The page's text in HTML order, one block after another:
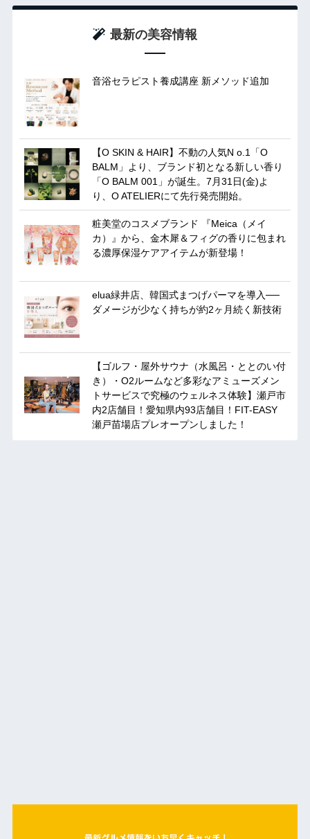
最新の美容情報
音浴セラピスト養成講座 新メソッド追加
【O SKIN & HAIR】不動の人気N o.1「O
BALM」より、ブランド初となる新しい香り
「O BALM 001」が誕生。7月31日(金)よ
り、O ATELIERにて先行発売開始。
粧美堂のコスメブランド 『Meica（メイ
カ）』から、金木犀＆フィグの香りに包まれ
る濃厚保湿ケアアイテムが新登場！
elua緑井店、韓国式まつげパーマを導入──
ダメージが少なく持ちが約2ヶ月続く新技術
【ゴルフ・屋外サウナ（水風呂・ととのい付
き）・O2ルームなど多彩なアミューズメン
トサービスで究極のウェルネス体験】瀬戸市
内2店舗目！愛知県内93店舗目！FIT-EASY
瀬戸苗場店プレオープンしました！